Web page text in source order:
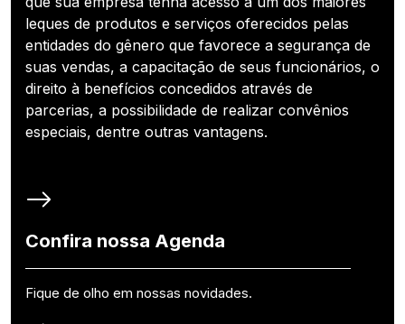
leques de produtos e serviços oferecidos pelas
entidades do gênero que favorece a segurança de
suas vendas, a capacitação de seus funcionários, o
direito à benefícios concedidos através de
parcerias, a possibilidade de realizar convênios
especiais, dentre outras vantagens.
Confira nossa Agenda
Fique de olho em nossas novidades.